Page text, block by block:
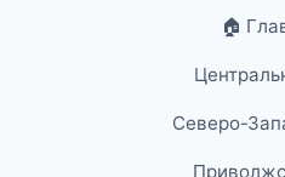
🏠
Северо-